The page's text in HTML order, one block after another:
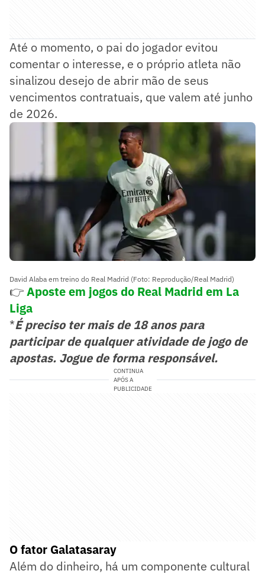
Até o momento, o pai do jogador evitou
comentar o interesse, e o próprio atleta não
sinalizou desejo de abrir mão de seus
vencimentos contratuais, que valem até junho
de 2026.
David Alaba em treino do Real Madrid (Foto: Reprodução/Real Madrid)
👉Aposte em jogos do Real Madrid em La
Liga
*É preciso ter mais de 18 anos para
participar de qualquer atividade de jogo de
apostas. Jogue de forma responsável.
CONTINUA
APÓS A
PUBLICIDADE
O fator Galatasaray
Além do dinheiro, há um componente cultural